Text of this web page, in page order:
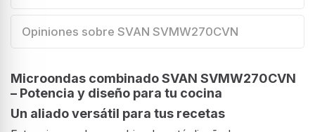
Opiniones sobre SVAN SVMW270CVN
Microondas combinado SVAN SVMW270CVN
– Potencia y diseño para tu cocina
Un aliado versátil para tus recetas